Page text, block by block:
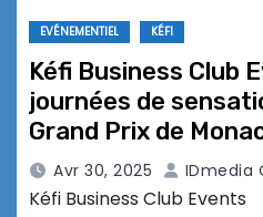
EVÉNEMENTIEL KÉFI
Kéfi Business Club
journées de
Grand Prix de
Avr 30, 2025 IDmedia
Kéfi Business Club Events